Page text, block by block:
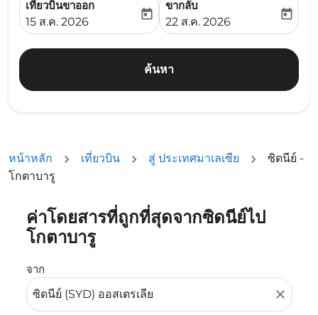
เที่ยวบินขาออก
fc-booking-departure-date-aria-label
15 ส.ค. 2026
today
ขากลับ
fc-booking-return-date-
22 ส.ค. 2026
today
ค้นหา
หน้าหลัก เที่ยวบิน สู่ ประเทศมาเลเซีย
ซิดนีย์ -
โกตาบารู
ค่าโดยสารที่ถูกที่สุดจากซิดนีย์ไป
โกตาบารู
จาก
close
ลองอัปเดตเส้นทางของคุณ (ต้นทางและ/หรือปลายทาง) หรื